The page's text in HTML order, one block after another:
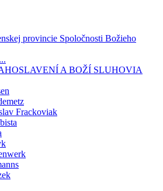
provincie Spoločnosti Božieho
A BOŽÍ SLUHOVIA
Frackoviak